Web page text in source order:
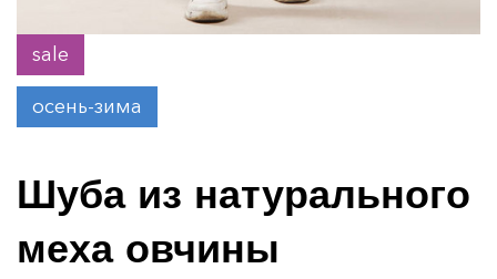
sale
осень-зима
Шуба из натурального
меха овчины